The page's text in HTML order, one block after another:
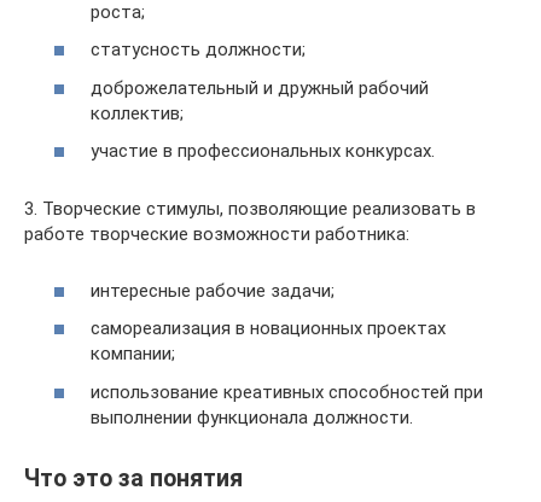
роста;
статусность должности;
доброжелательный и дружный рабочий
коллектив;
участие в профессиональных конкурсах.
3. Творческие стимулы, позволяющие реализовать в
работе творческие возможности работника:
интересные рабочие задачи;
самореализация в новационных проектах
компании;
использование креативных способностей при
выполнении функционала должности.
Что это за понятия